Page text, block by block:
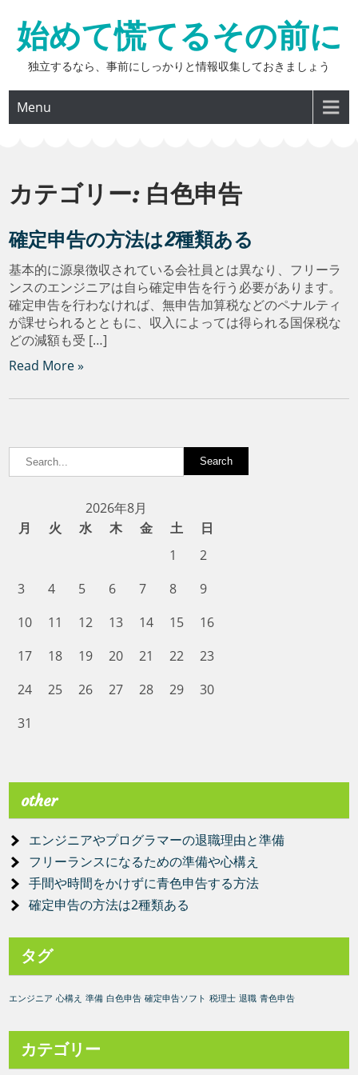
content
始めて慌てるその前に
独立するなら、事前にしっかりと情報収集しておきましょう
Menu
カテゴリー: 白色申告
確定申告の方法は2種類ある
基本的に源泉徴収されている会社員とは異なり、フリーラ
ンスのエンジニアは自ら確定申告を行う必要があります。
確定申告を行わなければ、無申告加算税などのペナルティ
が課せられるとともに、収入によっては得られる国保税な
どの減額も受 […]
Read More »
2026年8月
月
火 水 木 金 土
日
1
2
3
4 5 6 7 8
9
10
11 12 13 14 15
16
17
18 19 20 21 22
23
24
25 26 27 28 29
30
31
other
エンジニアやプログラマーの退職理由と準備
フリーランスになるための準備や心構え
手間や時間をかけずに青色申告する方法
確定申告の方法は2種類ある
タグ
エンジニア 心構え 準備 白色申告 確定申告ソフト 税理士 退職 青色申告
カテゴリー